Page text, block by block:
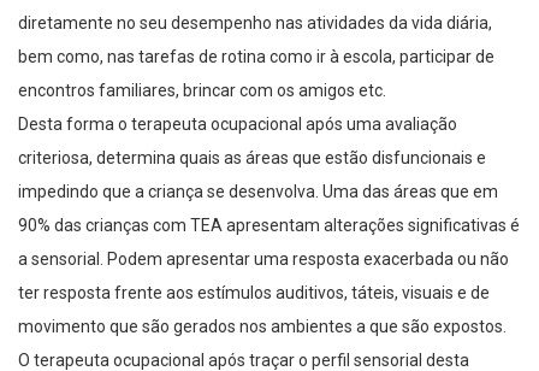
diretamente no seu desempenho nas atividades da vida diária,
bem como, nas tarefas de rotina como ir à escola, participar de
encontros familiares, brincar com os amigos etc.
Desta forma o terapeuta ocupacional após uma avaliação
criteriosa, determina quais as áreas que estão disfuncionais e
impedindo que a criança se desenvolva. Uma das áreas que em
90% das crianças com TEA apresentam alterações significativas é
a sensorial. Podem apresentar uma resposta exacerbada ou não
ter resposta frente aos estímulos auditivos, táteis, visuais e de
movimento que são gerados nos ambientes a que são expostos.
O terapeuta ocupacional após traçar o perfil sensorial desta